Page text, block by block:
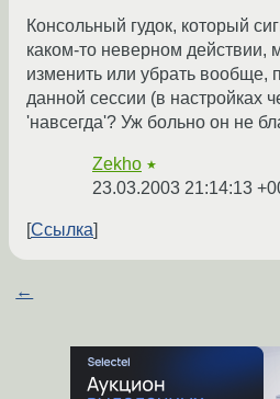
Консольный гудок, который
каком-то неверном действии,
изменить или убрать вообще,
данной сессии (в настройках
'навсегда'? Уж больно он не
Zekho ★
23.03.2003 21:14:13
Ссылка
←